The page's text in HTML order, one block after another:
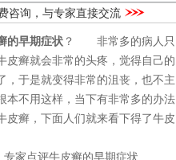
咨询，与专家直接交流
的早期症状 ？ 非常多的病人只
皮癣就会非常的头疼，觉得自己的
，于是就变得非常的沮丧，也不主
本不用这样，当下有非常多的办法
皮癣，下面人们就来看下得了牛皮